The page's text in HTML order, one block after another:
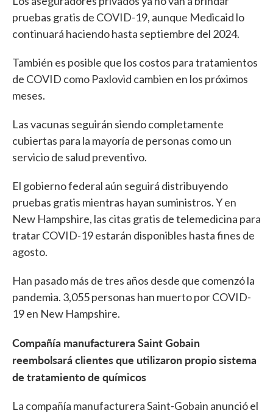
pruebas gratis de COVID-19, aunque Medicaid lo
continuará haciendo hasta septiembre del 2024.
También es posible que los costos para tratamientos
de COVID como Paxlovid cambien en los próximos
meses.
Las vacunas seguirán siendo completamente
cubiertas para la mayoría de personas como un
servicio de salud preventivo.
El gobierno federal aún seguirá distribuyendo
pruebas gratis mientras hayan suministros. Y en
New Hampshire, las citas gratis de telemedicina para
tratar COVID-19 estarán disponibles hasta fines de
agosto.
Han pasado más de tres años desde que comenzó la
pandemia. 3,055 personas han muerto por COVID-
19 en New Hampshire.
Compañía manufacturera Saint Gobain
reembolsará clientes que utilizaron propio sistema
de tratamiento de químicos
La compañía manufacturera Saint-Gobain anunció el